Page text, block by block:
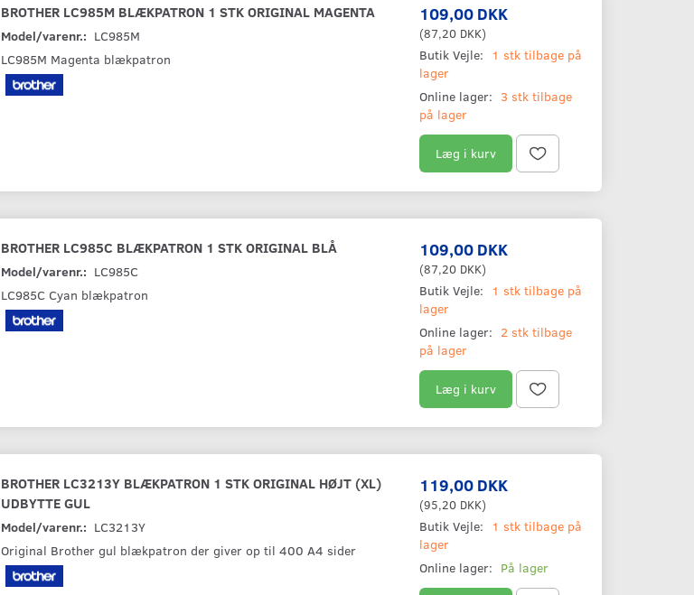
BROTHER LC985M BLÆKPATRON 1 STK ORIGINAL MAGENTA
Model/varenr.: LC985M
LC985M Magenta blækpatron
109,00 DKK
(87,20 DKK)
Butik Vejle:
1 stk tilbage på
lager
Online lager: 3 stk tilbage
på lager
Læg i kurv
BROTHER LC985C BLÆKPATRON 1 STK ORIGINAL BLÅ
Model/varenr.: LC985C
LC985C Cyan blækpatron
109,00 DKK
(87,20 DKK)
Butik Vejle:
1 stk tilbage på
lager
Online lager: 2 stk tilbage
på lager
Læg i kurv
BROTHER LC3213Y BLÆKPATRON 1 STK ORIGINAL HØJT (XL)
UDBYTTE GUL
Model/varenr.: LC3213Y
Original Brother gul blækpatron der giver op til 400 A4 sider
119,00 DKK
(95,20 DKK)
Butik Vejle:
1 stk tilbage på
lager
Online lager: På lager